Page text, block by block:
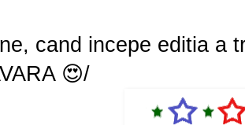
cand incepe editia a
😍/